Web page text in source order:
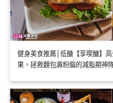
健身美食推薦│低醣【享喫醣】
果，拯救麵包澱粉腦的減脂期神